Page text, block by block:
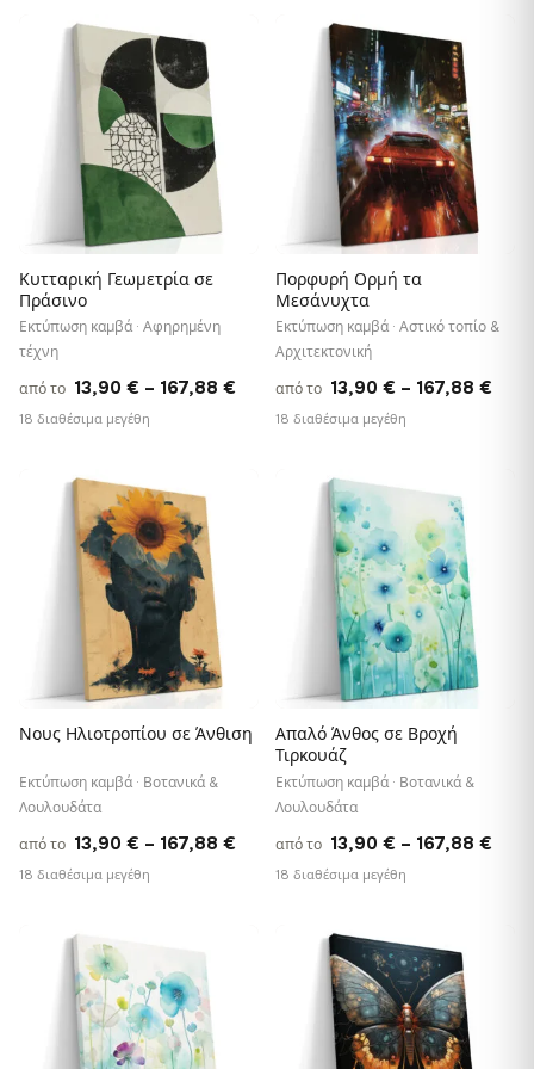
Κυτταρική Γεωμετρία σε
Πράσινο
Εκτύπωση καμβά · Αφηρημένη
τέχνη
από το 13,90 € – 167,88 € Price
range:
18 διαθέσιμα μεγέθη
Πορφυρή Ορμή τα
Μεσάνυχτα
Εκτύπωση καμβά · Αστικό τοπίο &
Αρχιτεκτονική
από το 13,90 € – 167,88 €
18 διαθέσιμα μεγέθη
Νους Ηλιοτροπίου σε Άνθιση
Εκτύπωση καμβά · Βοτανικά &
Λουλουδάτα
από το 13,90 € – 167,88 € Price
range:
18 διαθέσιμα μεγέθη
Απαλό Άνθος σε Βροχή
Τιρκουάζ
Εκτύπωση καμβά · Βοτανικά &
Λουλουδάτα
από το 13,90 € – 167,88 €
18 διαθέσιμα μεγέθη